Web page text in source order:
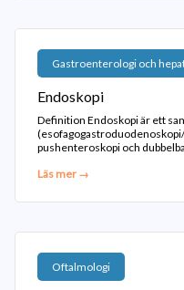
Gastroenterologi och
Endoskopi
Definition Endoskopi är ett
pushenteroskopi och
Läs mer →
Oftalmologi